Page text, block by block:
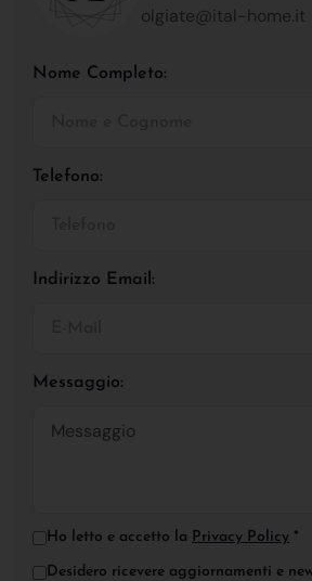
olgiate@ital-home.it
Nome Completo:
Telefono:
Indirizzo Email:
Messaggio:
Ho letto e accetto la Privacy Policy *
Desidero ricevere aggiornamenti e